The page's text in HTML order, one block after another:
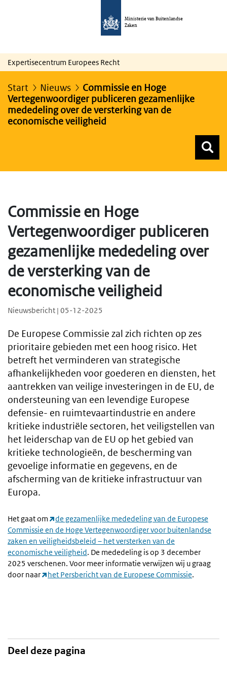
Ministerie van Buitenlandse
Zaken
Expertisecentrum Europees Recht
Start Nieuws
Commissie en Hoge
Vertegenwoordiger publiceren gezamenlijke
mededeling over de versterking van de
economische veiligheid
Commissie en Hoge
Vertegenwoordiger publiceren
gezamenlijke mededeling over
de versterking van de
economische veiligheid
Nieuwsbericht | 05-12-2025
De Europese Commissie zal zich richten op zes
prioritaire gebieden met een hoog risico. Het
betreft het verminderen van strategische
afhankelijkheden voor goederen en diensten, het
aantrekken van veilige investeringen in de EU, de
ondersteuning van een levendige Europese
defensie- en ruimtevaartindustrie en andere
kritieke industriële sectoren, het veiligstellen van
het leiderschap van de EU op het gebied van
kritieke technologieën, de bescherming van
gevoelige informatie en gegevens, en de
afscherming van de kritieke infrastructuur van
Europa.
Het gaat om
de gezamenlijke mededeling van de Europese
Commissie en de Hoge Vertegenwoordiger voor buitenlandse
zaken en veiligheidsbeleid – het versterken van de
economische veiligheid. De mededeling is op 3 december
2025 verschenen. Voor meer informatie verwijzen wij u graag
door naar
het Persbericht van de Europese Commissie.
Deel deze pagina